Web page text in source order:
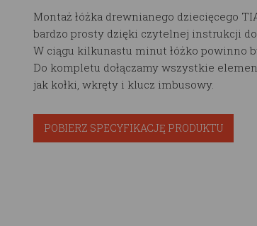
Montaż łóżka drewnianego dziecięcego
bardzo prosty dzięki czytelnej instrukcji
W ciągu kilkunastu minut łóżko powinno
Do kompletu dołączamy wszystkie
jak kołki, wkręty i klucz imbusowy.
POBIERZ SPECYFIKACJĘ PRODUKTU